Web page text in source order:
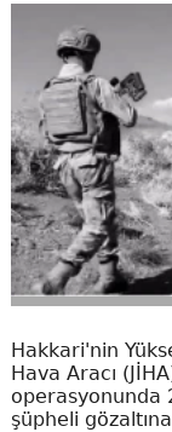
Hakkari'nin
Hava Aracı
operasyonunda
şüpheli gözaltına